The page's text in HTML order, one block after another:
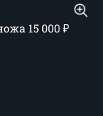
15 000₽